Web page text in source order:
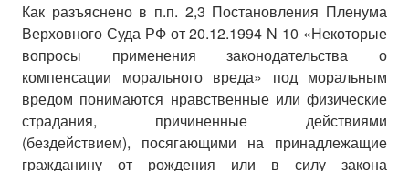
Как разъяснено в п.п. 2,3 Постановления Пленума
Верховного Суда РФ от 20.12.1994 N 10 «Некоторые
вопросы применения законодательства о
компенсации морального вреда» под моральным
вредом понимаются нравственные или физические
страдания, причиненные действиями
(бездействием), посягающими на принадлежащие
гражданину от рождения или в силу закона